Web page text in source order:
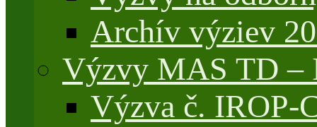
Archív výziev
Výzvy MAS TD –
Výzva č. IROP-